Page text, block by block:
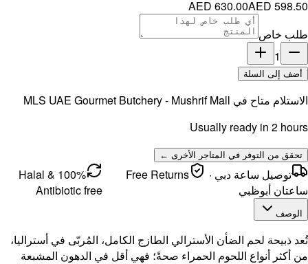
MLS
100% Halal &
أستراليا،
المشبعة